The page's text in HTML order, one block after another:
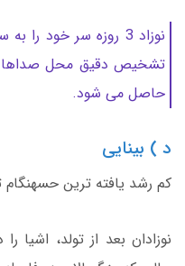
نوزاد 3 روزه سر خود
حاصل می شود.
د ) بینایی
کم رشد یافته ترین حسهنگام